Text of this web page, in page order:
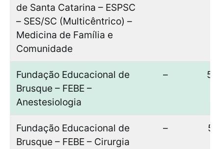
de Santa Catarina – ESPSC
– SES/SC (Multicêntrico) –
Medicina de Família e
Comunidade
Fundação Educacional de
Brusque – FEBE –
Anestesiologia
– 50
Fundação Educacional de
Brusque – FEBE – Cirurgia
– 51